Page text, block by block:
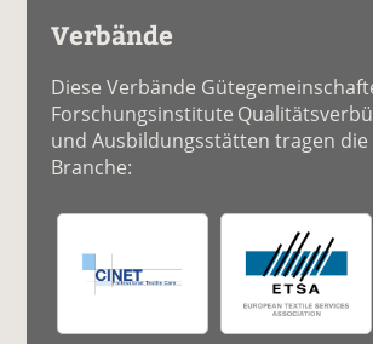
Verbände
Diese Verbände
Forschungsinstitute
und Ausbildungsstätten tragen die
Branche: